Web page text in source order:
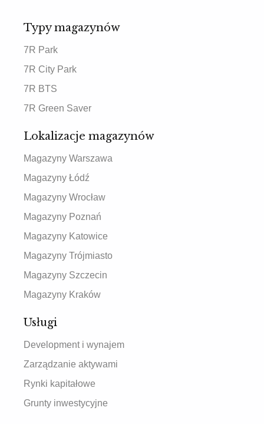
Typy magazynów
7R Park
7R City Park
7R BTS
7R Green Saver
Lokalizacje magazynów
Magazyny Warszawa
Magazyny Łódź
Magazyny Wrocław
Magazyny Poznań
Magazyny Katowice
Magazyny Trójmiasto
Magazyny Szczecin
Magazyny Kraków
Usługi
Development i wynajem
Zarządzanie aktywami
Rynki kapitałowe
Grunty inwestycyjne